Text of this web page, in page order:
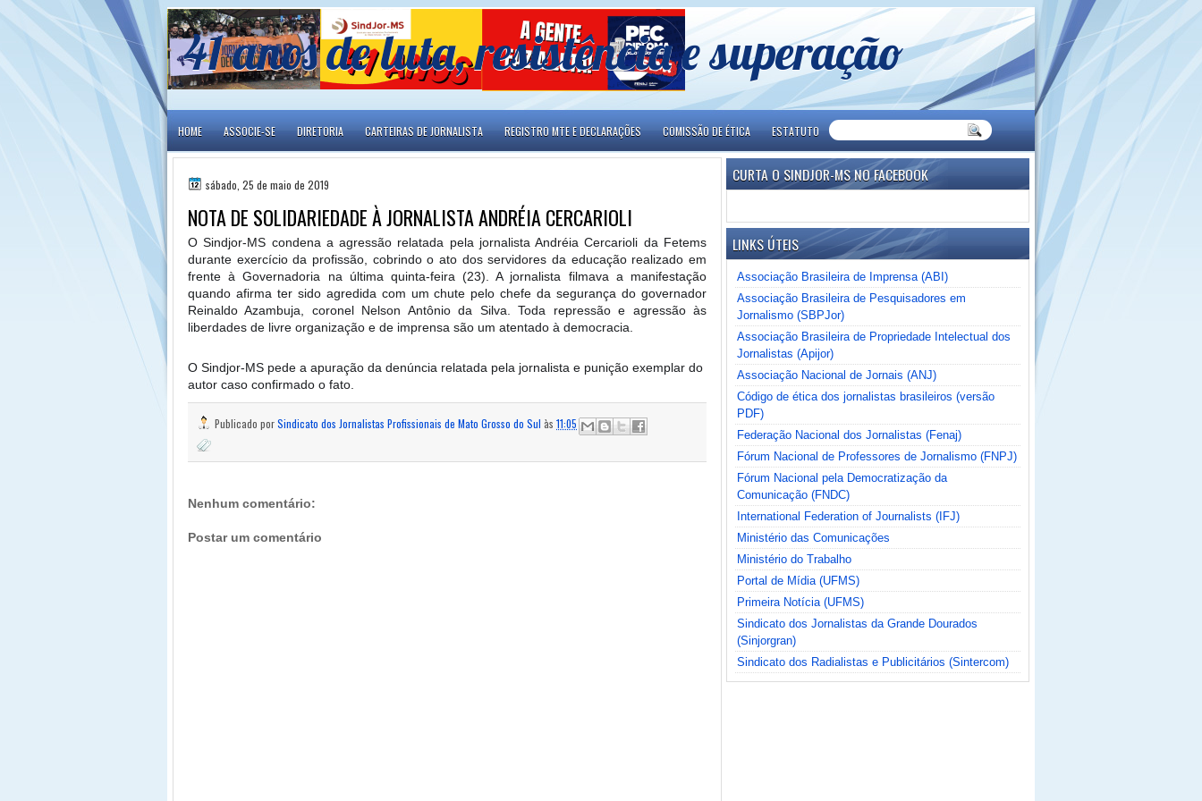
41 anos de luta, resistência e superação
HOME ASSOCIE-SE DIRETORIA CARTEIRAS DE JORNALISTA REGISTRO MTE E DECLARAÇÕES COMISSÃO DE ÉTICA ESTATUTO
sábado, 25 de maio de 2019
NOTA DE SOLIDARIEDADE À JORNALISTA ANDRÉIA CERCARIOLI
O Sindjor-MS condena a agressão relatada pela jornalista Andréia Cercarioli da Fetems
durante exercício da profissão, cobrindo o ato dos servidores da educação realizado em
frente à Governadoria na última quinta-feira (23). A jornalista filmava a manifestação
quando afirma ter sido agredida com um chute pelo chefe da segurança do governador
Reinaldo Azambuja, coronel Nelson Antônio da Silva. Toda repressão e agressão às
liberdades de livre organização e de imprensa são um atentado à democracia.
O Sindjor-MS pede a apuração da denúncia relatada pela jornalista e punição exemplar do
autor caso confirmado o fato.
Publicado porSindicato dos Jornalistas Profissionais de Mato Grosso do Sul às 11:05
Nenhum comentário:
Postar um comentário
CURTA O SINDJOR-MS NO FACEBOOK
LINKS ÚTEIS
Associação Brasileira de Imprensa (ABI)
Associação Brasileira de Pesquisadores em
Jornalismo (SBPJor)
Associação Brasileira de Propriedade Intelectual dos
Jornalistas (Apijor)
Associação Nacional de Jornais (ANJ)
Código de ética dos jornalistas brasileiros (versão
PDF)
Federação Nacional dos Jornalistas (Fenaj)
Fórum Nacional de Professores de Jornalismo (FNPJ)
Fórum Nacional pela Democratização da
Comunicação (FNDC)
International Federation of Journalists (IFJ)
Ministério das Comunicações
Ministério do Trabalho
Portal de Mídia (UFMS)
Primeira Notícia (UFMS)
Sindicato dos Jornalistas da Grande Dourados
(Sinjorgran)
Sindicato dos Radialistas e Publicitários (Sintercom)